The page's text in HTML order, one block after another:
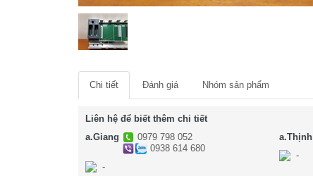
Chi tiết Đánh giá Nhóm sản phẩm
Liên hệ để biết thêm chi tiết
a.Giang
0979 798 052
0938 614 680
-
a.Thịnh
-